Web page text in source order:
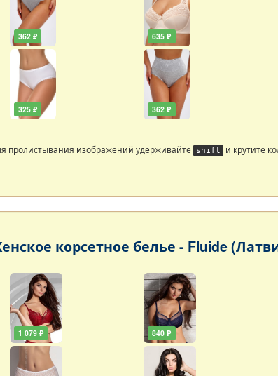
362 ₽
325 ₽
635 ₽
362 ₽
пролистывания изображений удерживайте shift и крутите
корсетное белье - Fluide
1 079 ₽ 840 ₽